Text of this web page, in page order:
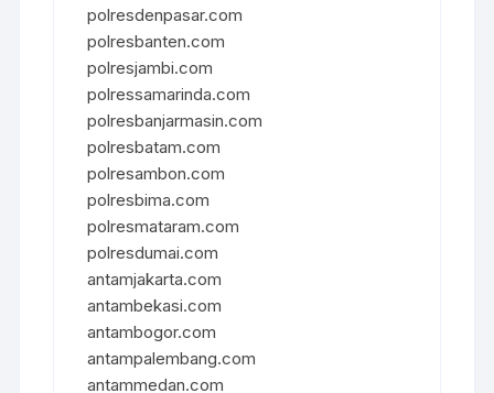
polresdenpasar.com
polresbanten.com
polresjambi.com
polressamarinda.com
polresbanjarmasin.com
polresbatam.com
polresambon.com
polresbima.com
polresmataram.com
polresdumai.com
antamjakarta.com
antambekasi.com
antambogor.com
antampalembang.com
antammedan.com